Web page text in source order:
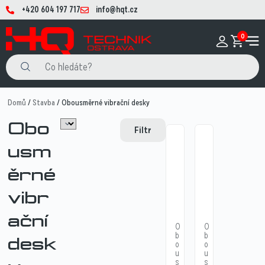
+420 604 197 717 info@hqt.cz
0
Domů /Stavba / Obousměrné vibrační desky
Obo
usm
ěrné
vibr
ační
desk
Filtr
O
b
o
u
s
O
b
o
u
s